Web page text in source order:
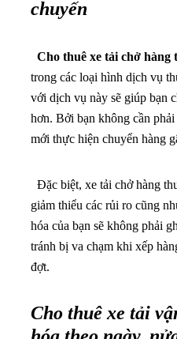
chuyến
Cho thuê xe tải chở hàng
trong các loại hình dịch vụ
với dịch vụ này sẽ giúp bạn
hơn. Bởi bạn không cần
mới thực hiện chuyển hàng
Đặc biệt, xe tải chở hàng
giảm thiểu các rủi ro cũng
hóa của bạn sẽ không phải
tránh bị va chạm khi xếp
đợt.
Cho thuê xe tải